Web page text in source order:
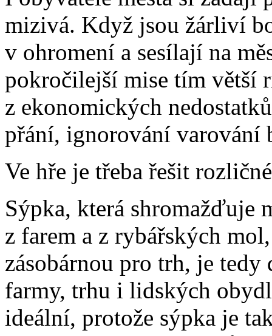
mizivá. Když jsou žárliví
v ohromení a sesílají na
pokročilejší mise tím větší
z ekonomických
přání, ignorování varování
Ve hře je třeba řešit
Sýpka, která shromažďuje
z farem a z rybářských
zásobárnou pro trh, je
farmy, trhu i lidských
ideální, protože sýpka je